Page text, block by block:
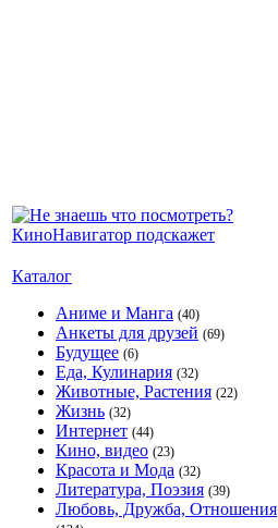
Каталог
Аниме и Манга (40)
Анкеты для друзей (69)
Будущее (6)
Еда, Кулинария (32)
Животные, Растения (22)
Жизнь (32)
Интернет (44)
Кино, видео (23)
Красота и Мода (32)
Литература, Поэзия (39)
Любовь, Дружба, Отношения